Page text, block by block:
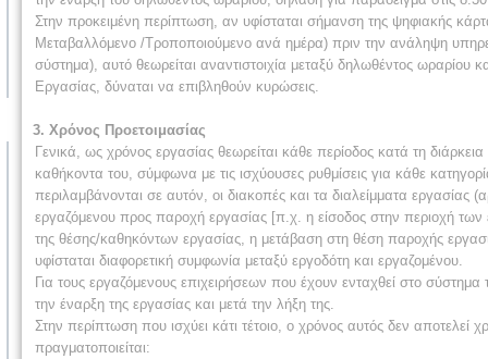
Στην προκειμένη περίπτωση, αν υφίσταται σήμανση της ψηφιακής
Μεταβαλλόμενο /Τροποποιούμενο ανά ημέρα) πριν την ανάληψη
σύστημα), αυτό θεωρείται αναντιστοιχία μεταξύ δηλωθέντος
Εργασίας, δύναται να επιβληθούν κυρώσεις.
3. Χρόνος Προετοιμασίας
Γενικά, ως χρόνος εργασίας θεωρείται κάθε περίοδος κατά τη
καθήκοντα του, σύμφωνα με τις ισχύουσες ρυθμίσεις για κάθε
περιλαμβάνονται σε αυτόν, οι διακοπές και τα διαλείμματα
εργαζόμενου προς παροχή εργασίας [π.χ. η είσοδος στην περιοχή
της θέσης/καθηκόντων εργασίας, η μετάβαση στη θέση παροχής
υφίσταται διαφορετική συμφωνία μεταξύ εργοδότη και εργαζομένου.
Για τους εργαζόμενους επιχειρήσεων που έχουν ενταχθεί στο
την έναρξη της εργασίας και μετά την λήξη της.
Στην περίπτωση που ισχύει κάτι τέτοιο, ο χρόνος αυτός δεν
πραγματοποιείται: